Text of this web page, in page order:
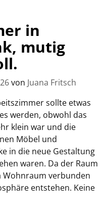
in
mutig
von Juana Fritsch
sollte etwas
werden, obwohl das
klein war und die
Möbel und
in die neue Gestaltung
waren. Da der Raum
Wohnraum verbunden
entstehen. Keine